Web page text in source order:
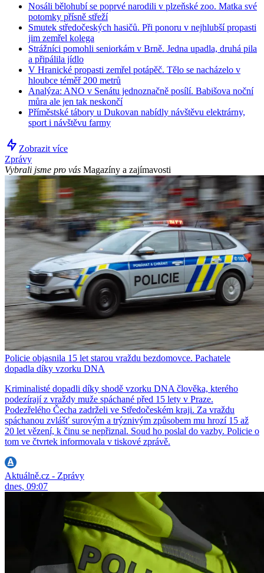
Nosáli bělohubí se poprvé narodili v plzeňské zoo. Matka své
potomky přísně střeží
Smutek středočeských hasičů. Při ponoru v nejhlubší propasti
jim zemřel kolega
Strážníci pomohli seniorkám v Brně. Jedna upadla, druhá pila
a připálila jídlo
V Hranické propasti zemřel potápěč. Tělo se nacházelo v
hloubce téměř 200 metrů
Analýza: ANO v Senátu jednoznačně posílí. Babišova noční
můra ale jen tak neskončí
Příměstské tábory u Dukovan nabídly návštěvu elektrárny,
sport i návštěvu farmy
Zobrazit více
Zprávy
Vybrali jsme pro vás Magazíny a zajímavosti
Policie objasnila 15 let starou vraždu bezdomovce. Pachatele
dopadla díky vzorku DNA
Kriminalisté dopadli díky shodě vzorku DNA člověka, kterého
podezírají z vraždy muže spáchané před 15 lety v Praze.
Podezřelého Čecha zadrželi ve Středočeském kraji. Za vraždu
spáchanou zvlášť surovým a trýznivým způsobem mu hrozí 15 až
20 let vězení, k činu se nepřiznal. Soud ho poslal do vazby. Policie o
tom ve čtvrtek informovala v tiskové zprávě.
Aktuálně.cz - Zprávy
dnes, 09:07